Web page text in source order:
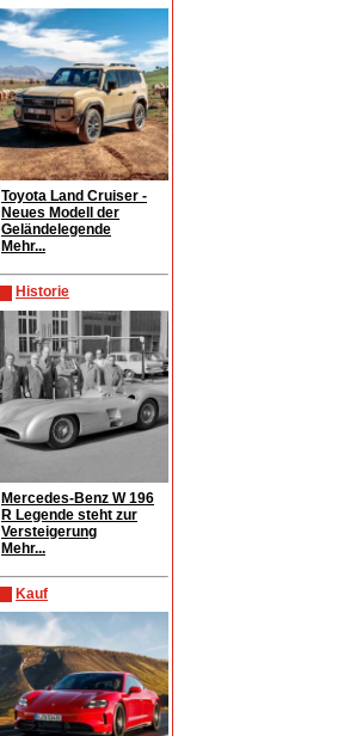
Toyota Land Cruiser -
Neues Modell der
Geländelegende
Mehr...
Historie
Mercedes-Benz W 196
R Legende steht zur
Versteigerung
Mehr...
Kauf